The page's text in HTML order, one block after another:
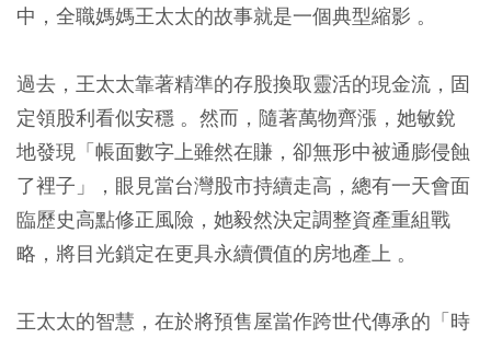
中，全職媽媽王太太的故事就是一個典型縮影 。
過去，王太太靠著精準的存股換取靈活的現金流，固
定領股利看似安穩 。然而，隨著萬物齊漲，她敏銳
地發現「帳面數字上雖然在賺，卻無形中被通膨侵蝕
了裡子」，眼見當台灣股市持續走高，總有一天會面
臨歷史高點修正風險，她毅然決定調整資產重組戰
略，將目光鎖定在更具永續價值的房地產上 。
王太太的智慧，在於將預售屋當作跨世代傳承的「時